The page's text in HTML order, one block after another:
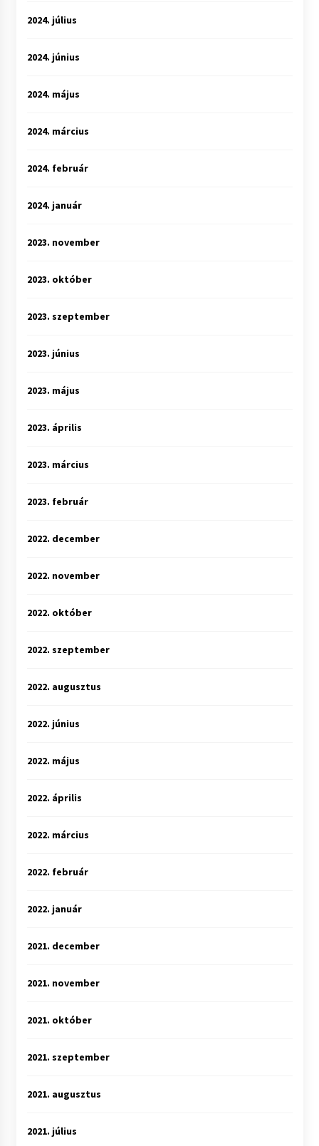
2024. július
2024. június
2024. május
2024. március
2024. február
2024. január
2023. november
2023. október
2023. szeptember
2023. június
2023. május
2023. április
2023. március
2023. február
2022. december
2022. november
2022. október
2022. szeptember
2022. augusztus
2022. június
2022. május
2022. április
2022. március
2022. február
2022. január
2021. december
2021. november
2021. október
2021. szeptember
2021. augusztus
2021. július